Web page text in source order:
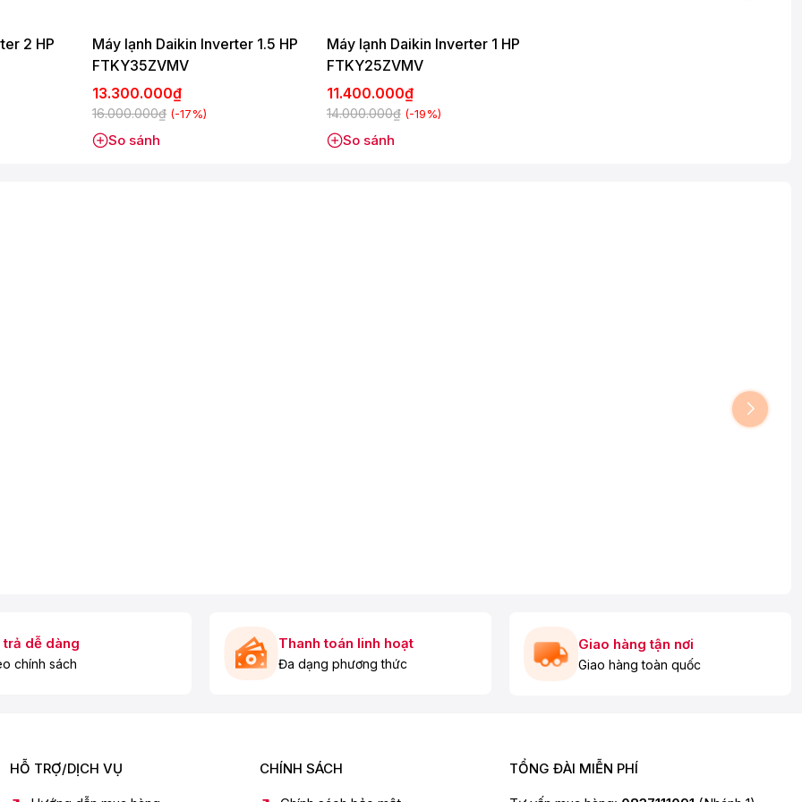
ăn mòn
bụi mịn PM2.5Streamer vô hiệu hóa vi khuẩn
ẩm mốc bảo vệ sức khỏeDàn nóng được trang bị thêm bo
2 HP
Máy lạnh Daikin Inverter 1.5 HP
FTKY35ZVMV
13.300.000₫
16.000.000₫ (-17%)
So sánh
Máy lạnh Daikin Inverter 1 HP
FTKY25ZVMV
11.400.000₫
14.000.000₫ (-19%)
So sánh
dễ dàng
chính sách
Thanh toán linh hoạt
Đa dạng phương thức
Giao hàng tận nơi
Giao hàng toàn quốc
HỖ TRỢ/DỊCH VỤ CHÍNH SÁCH TỔNG ĐÀI MIỄN PHÍ